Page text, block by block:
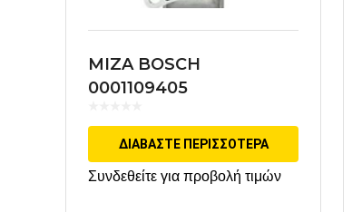
MIZA BOSCH
0001109405
ΔΙΑΒΆΣΤΕ ΠΕΡΙΣΣΌΤΕΡΑ
Συνδεθείτε για προβολή τιμών